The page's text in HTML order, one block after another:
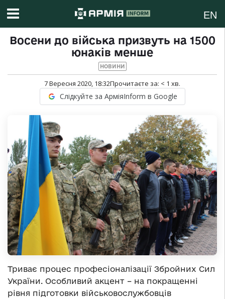
EN
Восени до війська призвуть на 1500
юнаків менше
НОВИНИ
7 Вересня 2020, 18:32Прочитаєте за: < 1 хв.
Слідкуйте за АрміяInform в Google
Триває процес професіоналізації Збройних Сил
України. Особливий акцент – на покращенні
рівня підготовки військовослужбовців